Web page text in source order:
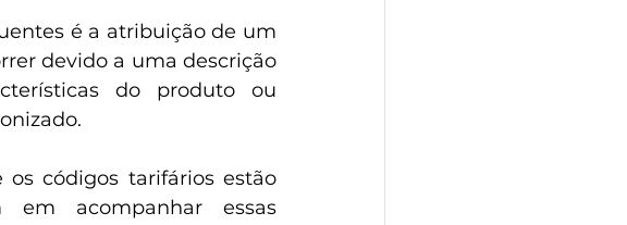
é a atribuição de um
devido a uma descrição
do produto ou
códigos tarifários estão
em acompanhar essas